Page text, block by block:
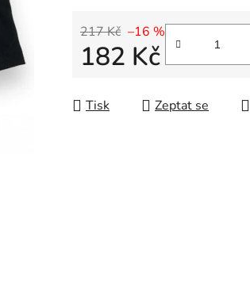
217 Kč –16 %
182 Kč
Tisk Zeptat se